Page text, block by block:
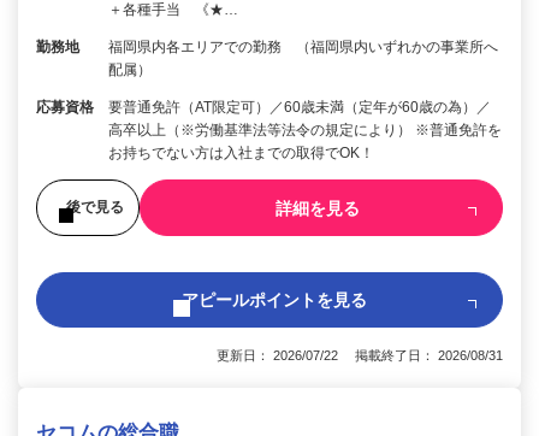
＋各種手当 《★…
勤務地
福岡県内各エリアでの勤務 （福岡県内いずれかの事業所へ
配属）
応募資格
要普通免許（AT限定可）／60歳未満（定年が60歳の為）／
高卒以上（※労働基準法等法令の規定により） ※普通免許を
お持ちでない方は入社までの取得でOK！
後で見る 詳細を見る
アピールポイントを見る
更新日： 2026/07/22 掲載終了日： 2026/08/31